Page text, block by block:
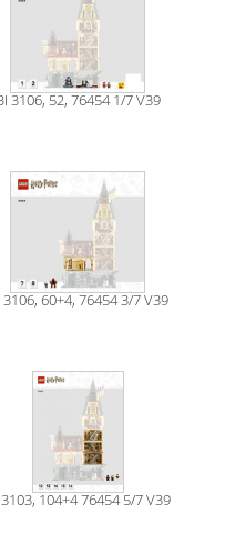
3106, 52, 76454 1/7 V39
3106, 60+4, 76454 3/7 V39
104+4 76454 5/7 V39